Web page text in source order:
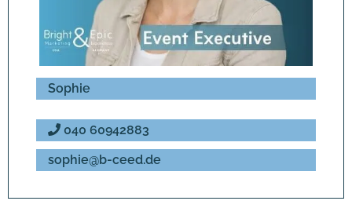
Sophie
040 60942883
sophie@b-ceed.de